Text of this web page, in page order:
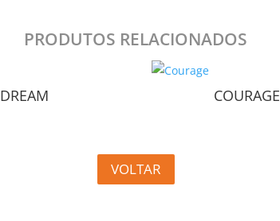
PRODUTOS RELACIONADOS
DREAM COURAGE
VOLTAR